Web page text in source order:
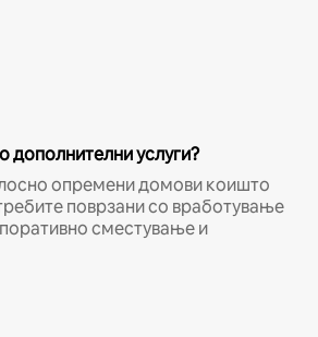
дополнителни услуги?
опремени домови коишто
поврзани со вработување
сместување и